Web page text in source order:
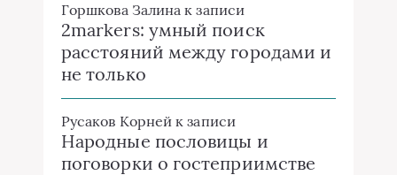
Горшкова Залина к записи
2markers: умный поиск
расстояний между городами и
не только
Русаков Корней к записи
Народные пословицы и
поговорки о гостеприимстве